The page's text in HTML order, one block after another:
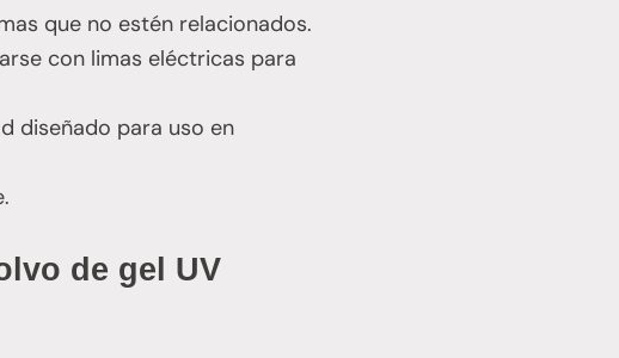
que no estén relacionados.
con limas eléctricas para
diseñado para uso en
de gel UV